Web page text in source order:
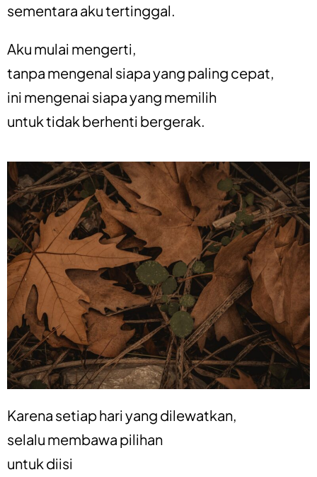
sementara aku tertinggal.
Aku mulai mengerti,
tanpa mengenal siapa yang paling cepat,
ini mengenai siapa yang memilih
untuk tidak berhenti bergerak.
Karena setiap hari yang dilewatkan,
selalu membawa pilihan
untuk diisi